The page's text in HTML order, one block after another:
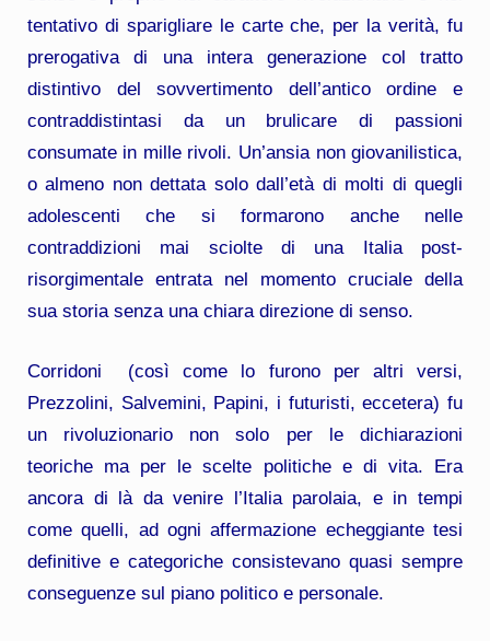
tentativo di sparigliare le carte che, per la verità, fu
prerogativa di una intera generazione col tratto
distintivo del sovvertimento dell’antico ordine e
contraddistintasi da un brulicare di passioni
consumate in mille rivoli. Un’ansia non giovanilistica,
o almeno non dettata solo dall’età di molti di quegli
adolescenti che si formarono anche nelle
contraddizioni mai sciolte di una Italia post-
risorgimentale entrata nel momento cruciale della
sua storia senza una chiara direzione di senso.
Corridoni (così come lo furono per altri versi,
Prezzolini, Salvemini, Papini, i futuristi, eccetera) fu
un rivoluzionario non solo per le dichiarazioni
teoriche ma per le scelte politiche e di vita. Era
ancora di là da venire l’Italia parolaia, e in tempi
come quelli, ad ogni affermazione echeggiante tesi
definitive e categoriche consistevano quasi sempre
conseguenze sul piano politico e personale.